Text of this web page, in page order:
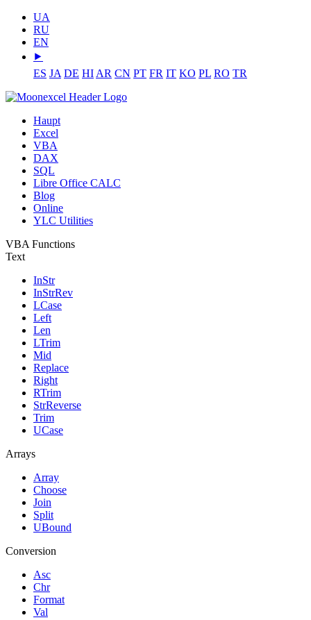
UA
RU
EN
⯈
ES JA DE HI AR CN PT FR IT KO PL RO TR
Haupt
Excel
VBA
DAX
SQL
Libre Office CALC
Blog
Online
YLC Utilities
VBA Functions
Text
InStr
InStrRev
LCase
Left
Len
LTrim
Mid
Replace
Right
RTrim
StrReverse
Trim
UCase
Arrays
Array
Choose
Join
Split
UBound
Conversion
Asc
Chr
Format
Val